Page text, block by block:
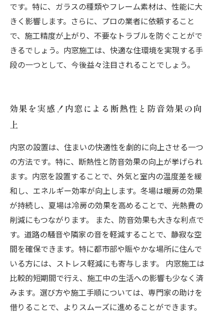
です。特に、ガラスの種類やフレーム素材は、性能に大
きく影響します。さらに、プロの業者に依頼すること
で、施工精度が上がり、不要なトラブルを防ぐことがで
きるでしょう。内窓施工は、快適な住環境を実現する手
段の一つとして、今後益々注目されることでしょう。
効果を実感！内窓による断熱性と防音効果の向
上
内窓の設置は、住まいの快適性を劇的に向上させる一つ
の方法です。特に、断熱性と防音効果の向上が挙げられ
ます。内窓を設置することで、外気と室内の温度差を緩
和し、エネルギー効率が向上します。冬場は暖房の効果
が持続し、夏場は冷房の効果を高めることで、光熱費の
削減にもつながります。 また、防音効果も大きな利点で
す。道路の騒音や隣家の音を軽減することで、静寂な空
間を確保できます。特に都市部や賑やかな場所に住んで
いる方には、ストレス軽減にも寄与します。 内窓施工は
比較的短期間で行え、施工中の生活への影響も少なく済
みます。選び方や施工手順については、専門家の助けを
借りることで、よりスムーズに進めることができます。